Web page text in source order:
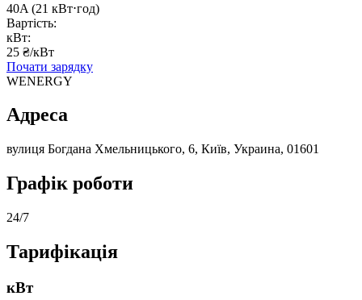
40A (21 кВт⋅год)
Вартість:
кВт:
25 ₴/кВт
Почати зарядку
WENERGY
Адреса
вулиця Богдана Хмельницького, 6, Київ, Украина, 01601
Графік роботи
24/7
Тарифікація
кВт